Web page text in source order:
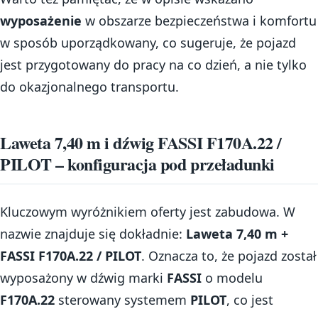
wyposażenie w obszarze bezpieczeństwa i komfortu
w sposób uporządkowany, co sugeruje, że pojazd
jest przygotowany do pracy na co dzień, a nie tylko
do okazjonalnego transportu.
Laweta 7,40 m i dźwig FASSI F170A.22 /
PILOT – konfiguracja pod przeładunki
Kluczowym wyróżnikiem oferty jest zabudowa. W
nazwie znajduje się dokładnie: Laweta 7,40 m +
FASSI F170A.22 / PILOT. Oznacza to, że pojazd został
wyposażony w dźwig marki FASSI o modelu
F170A.22 sterowany systemem PILOT, co jest